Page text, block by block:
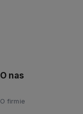
O nas
O firmie